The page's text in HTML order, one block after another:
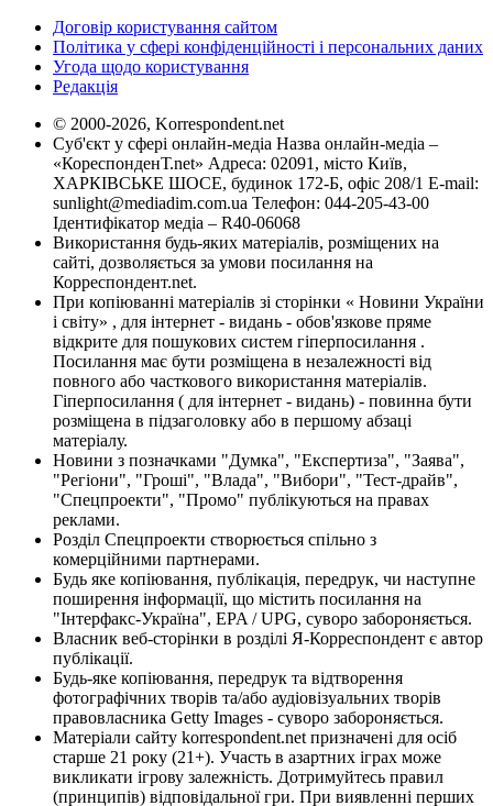
Договір користування сайтом
Політика у сфері конфіденційності і персональних даних
Угода щодо користування
Редакція
© 2000-2026, Korrespondent.net
Суб'єкт у сфері онлайн-медіа Назва онлайн-медіа –
«КореспонденТ.net» Адреса: 02091, місто Київ,
ХАРКІВСЬКЕ ШОСЕ, будинок 172-Б, офіс 208/1 E-mail:
sunlight@mediadim.com.ua Телефон: 044-205-43-00
Ідентифікатор медіа – R40-06068
Використання будь-яких матеріалів, розміщених на
сайті, дозволяється за умови посилання на
Корреспондент.net.
При копіюванні матеріалів зі сторінки « Новини України
і світу» , для інтернет - видань - обов'язкове пряме
відкрите для пошукових систем гіперпосилання .
Посилання має бути розміщена в незалежності від
повного або часткового використання матеріалів.
Гіперпосилання ( для інтернет - видань) - повинна бути
розміщена в підзаголовку або в першому абзаці
матеріалу.
Новини з позначками "Думка", "Експертиза", "Заява",
"Регіони", "Гроші", "Влада", "Вибори", "Тест-драйв",
"Спецпроекти", "Промо" публікуються на правах
реклами.
Розділ Спецпроекти створюється спільно з
комерційними партнерами.
Будь яке копіювання, публікація, передрук, чи наступне
поширення інформації, що містить посилання на
"Інтерфакс-Україна", EPA / UPG, суворо забороняється.
Власник веб-сторінки в розділі Я-Корреспондент є автор
публікації.
Будь-яке копіювання, передрук та відтворення
фотографічних творів та/або аудіовізуальних творів
правовласника Getty Images - суворо забороняється.
Матеріали сайту korrespondent.net призначені для осіб
старше 21 року (21+). Участь в азартних іграх може
викликати ігрову залежність. Дотримуйтесь правил
(принципів) відповідальної гри. При виявленні перших